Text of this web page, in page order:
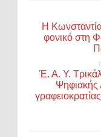
Η
φονικό στη
Έ. Α. Υ.
Ψηφιακής